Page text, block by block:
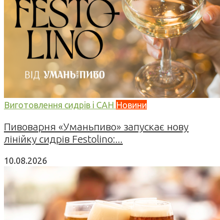
Виготовлення сидрів і САН Новини
Пивоварня «Уманьпиво» запускає нову
лінійку сидрів Festolino:...
10.08.2026